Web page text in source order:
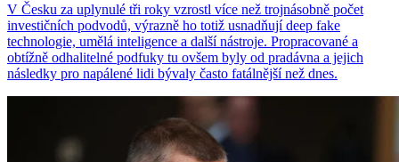
V Česku za uplynulé tři roky vzrostl více než trojnásobně počet
investičních podvodů, výrazně ho totiž usnadňují deep fake
technologie, umělá inteligence a další nástroje. Propracované a
obtížně odhalitelné podfuky tu ovšem byly od pradávna a jejich
následky pro napálené lidi bývaly často fatálnější než dnes.